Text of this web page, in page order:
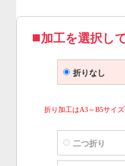
加工を選択し
折りなし
折り加工はA3～B5サイ
二つ折り